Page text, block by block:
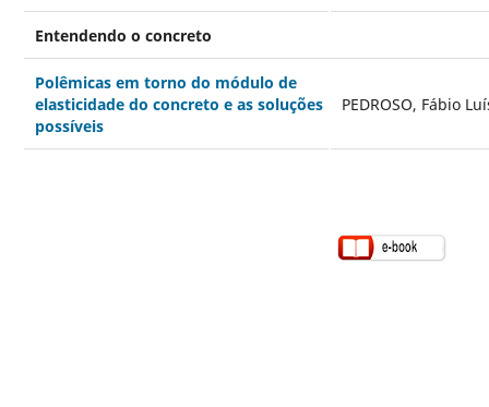
Entendendo o concreto
Polêmicas em torno do módulo de
elasticidade do concreto e as soluções
possíveis
PEDROSO, Fábio